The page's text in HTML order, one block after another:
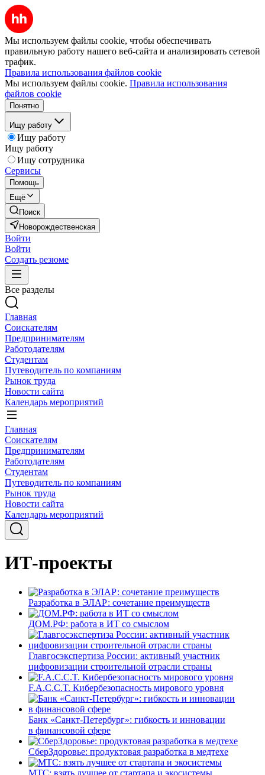
Мы используем файлы cookie, чтобы обеспечивать
правильную работу нашего веб-сайта и анализировать сетевой
трафик.
Правила использования файлов cookie
Мы используем файлы cookie. Правила использования
файлов cookie
Понятно
Ищу работу
Ищу работу
Ищу работу
Ищу сотрудника
Сервисы
Помощь
Ещё
Поиск
Новорождественская
Войти
Войти
Создать резюме
Все разделы
Главная
Соискателям
Предпринимателям
Работодателям
Студентам
Путеводитель по компаниям
Рынок труда
Новости сайта
Календарь мероприятий
Главная
Соискателям
Предпринимателям
Работодателям
Студентам
Путеводитель по компаниям
Рынок труда
Новости сайта
Календарь мероприятий
ИТ-проекты
Разработка в ЭЛАР: сочетание преимуществ
ДОМ.РФ: работа в ИТ со смыслом
Главгосэкспертиза России: активный участник
цифровизации строительной отрасли страны
F.A.C.C.T. Кибербезопасность мирового уровня
Банк «Санкт-Петербург»: гибкость и инновации
в финансовой сфере
СберЗдоровье: продуктовая разработка в медтехе
МТС: взять лучшее от стартапа и экосистемы